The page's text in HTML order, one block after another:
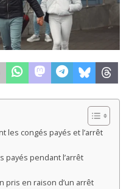
les congés payés et l’arrêt
payés pendant l’arrêt
pris en raison d’un arrêt